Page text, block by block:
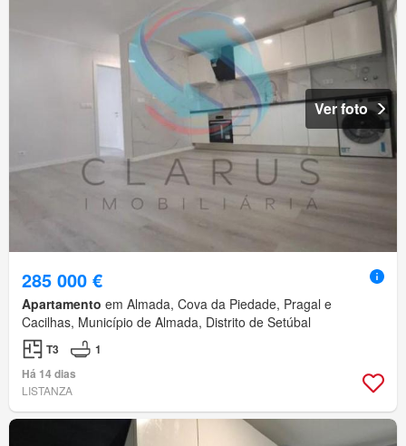
Ver foto
285 000 €
Apartamento em Almada, Cova da Piedade, Pragal e
Cacilhas, Município de Almada, Distrito de Setúbal
T3
1
Há 14 dias
LISTANZA